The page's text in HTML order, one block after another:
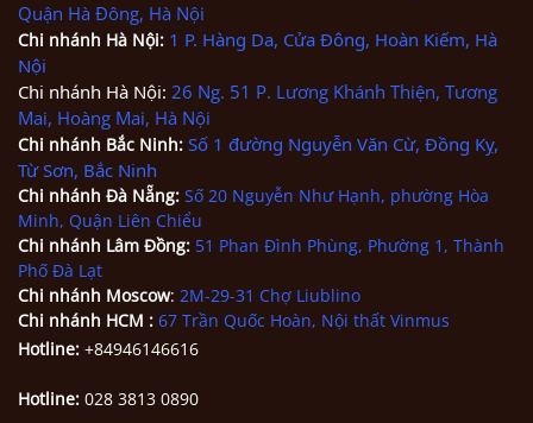
Quận Hà Đông, Hà Nội
Chi nhánh Hà Nội: 1 P. Hàng Da, Cửa Đông, Hoàn Kiếm, Hà
Nội
Chi nhánh Hà Nội: 26 Ng. 51 P. Lương Khánh Thiện, Tương
Mai, Hoàng Mai, Hà Nội
Chi nhánh Bắc Ninh: Số 1 đường Nguyễn Văn Cừ, Đồng Kỵ,
Từ Sơn, Bắc Ninh
Chi nhánh Đà Nẵng: Số 20 Nguyễn Như Hạnh, phường Hòa
Minh, Quận Liên Chiểu
Chi nhánh Lâm Đồng: 51 Phan Đình Phùng, Phường 1, Thành
Phố Đà Lạt
Chi nhánh Moscow: 2M-29-31 Chợ Liublino
Chi nhánh HCM : 67 Trần Quốc Hoàn, Nội thất Vinmus
Hotline: +84946146616
Hotline: 028 3813 0890